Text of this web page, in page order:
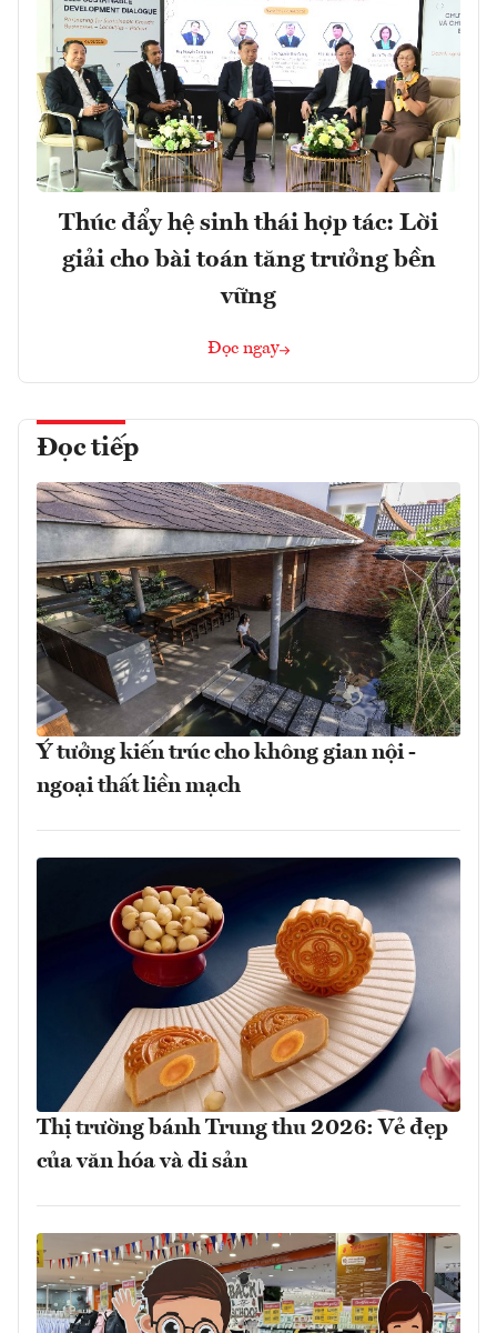
Thúc đẩy hệ sinh thái hợp tác: Lời
giải cho bài toán tăng trưởng bền
vững
Đọc ngay
Đọc tiếp
Ý tưởng kiến trúc cho không gian nội -
ngoại thất liền mạch
Thị trường bánh Trung thu 2026: Vẻ đẹp
của văn hóa và di sản